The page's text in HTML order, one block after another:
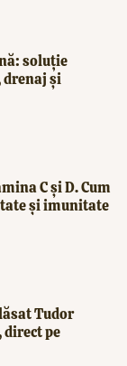
soluție
și
C și D. Cum
și imunitate
Tudor
pe